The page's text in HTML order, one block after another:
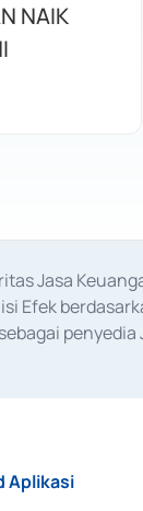
NAIK
Jasa
Efek
Aplikasi